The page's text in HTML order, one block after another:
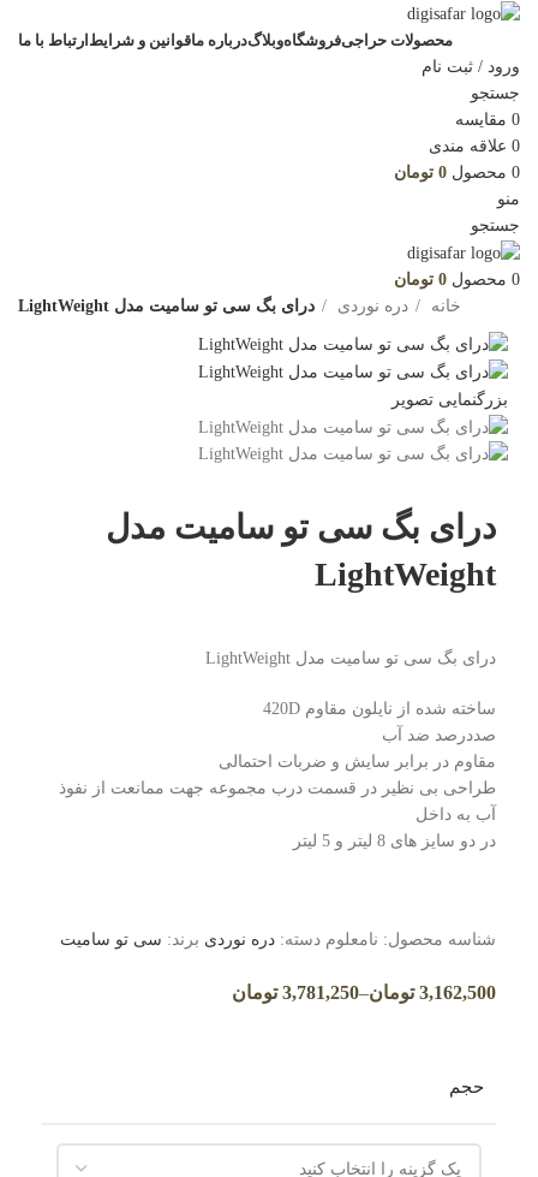
محصولات حراجیفروشگاهوبلاگدرباره ماقوانین و شرایط ارتباط با ما
ورود / ثبت نام
جستجو
0 مقایسه
0 علاقه مندی
0 محصول 0 تومان
منو
جستجو
0 محصول 0 تومان
خانه
دره نوردی درای بگ سی تو سامیت مدل LightWeight
بزرگنمایی تصویر
درای بگ سی تو سامیت مدل
LightWeight
درای بگ سی تو سامیت مدل LightWeight
ساخته شده از نایلون مقاوم 420D
صددرصد ضد آب
مقاوم در برابر سایش و ضربات احتمالی
طراحی بی نظیر در قسمت درب مجموعه جهت ممانعت از نفوذ
آب به داخل
در دو سایز های 8 لیتر و 5 لیتر
شناسه محصول: نامعلوم دسته: دره نوردی برند: سی تو سامیت
3,162,500 تومان–
3,781,250 تومان
حجم